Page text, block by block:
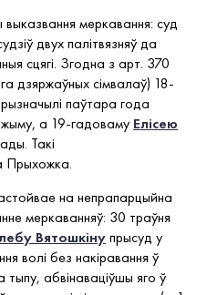
меркавання: суд
двух палітвязняў да
сцягі. Згодна з арт. 370
дзяржаўных сімвалаў) 18-
паўтара года
а 19-гадоваму Елісею
Такі
Прыхожка.
на непрапарцыйна
меркаванняў: 30 траўня
Вятошкінупрысуд у
волі без накіравання ў
абвінаваціўшы яго ў